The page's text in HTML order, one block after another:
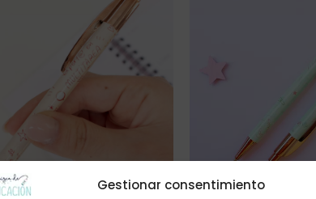
Gestionar consentimiento